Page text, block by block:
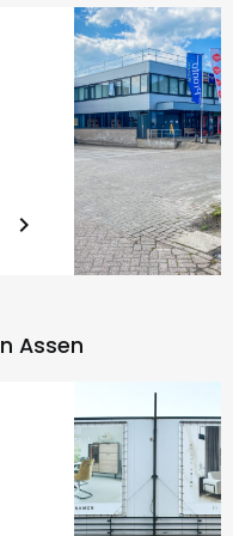
keyboard_arrow_right
Assen